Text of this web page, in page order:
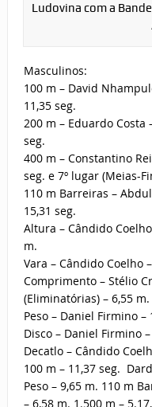
Ludovina com a
Masculinos:
100 m – David
11,35 seg.
200 m – Eduardo Costa
seg.
400 m – Constantino
seg. e 7º lugar (Meias-
110 m Barreiras –
15,31 seg.
Altura – Cândido
m.
Vara – Cândido Coelho
Comprimento – Stélio
(Eliminatórias) – 6,55 m.
Peso – Daniel Firmino –
Disco – Daniel Firmino
Decatlo – Cândido
100 m – 11,37 seg.
Peso – 9,65 m. 110 m
– 6,58 m. 1.500 m –